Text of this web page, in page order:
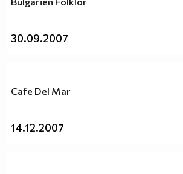
30.09.2007
Cafe Del Mar
14.12.2007